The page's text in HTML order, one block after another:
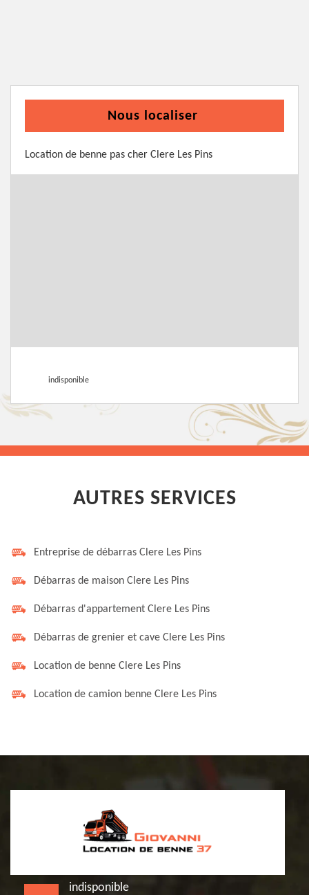
Nous localiser
Location de benne pas cher Clere Les Pins
indisponible
AUTRES SERVICES
Entreprise de débarras Clere Les Pins
Débarras de maison Clere Les Pins
Débarras d'appartement Clere Les Pins
Débarras de grenier et cave Clere Les Pins
Location de benne Clere Les Pins
Location de camion benne Clere Les Pins
indisponible